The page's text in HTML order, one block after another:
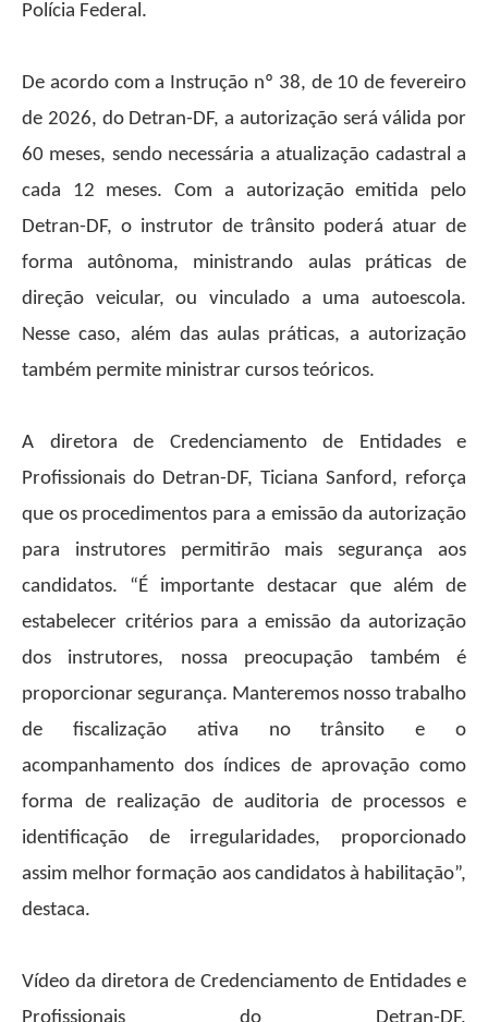
Polícia Federal.
De acordo com a Instrução nº 38, de 10 de fevereiro
de 2026, do Detran-DF, a autorização será válida por
60 meses, sendo necessária a atualização cadastral a
cada 12 meses. Com a autorização emitida pelo
Detran-DF, o instrutor de trânsito poderá atuar de
forma autônoma, ministrando aulas práticas de
direção veicular, ou vinculado a uma autoescola.
Nesse caso, além das aulas práticas, a autorização
também permite ministrar cursos teóricos.
A diretora de Credenciamento de Entidades e
Profissionais do Detran-DF, Ticiana Sanford, reforça
que os procedimentos para a emissão da autorização
para instrutores permitirão mais segurança aos
candidatos. “É importante destacar que além de
estabelecer critérios para a emissão da autorização
dos instrutores, nossa preocupação também é
proporcionar segurança. Manteremos nosso trabalho
de fiscalização ativa no trânsito e o
acompanhamento dos índices de aprovação como
forma de realização de auditoria de processos e
identificação de irregularidades, proporcionado
assim melhor formação aos candidatos à habilitação”,
destaca.
Vídeo da diretora de Credenciamento de Entidades e